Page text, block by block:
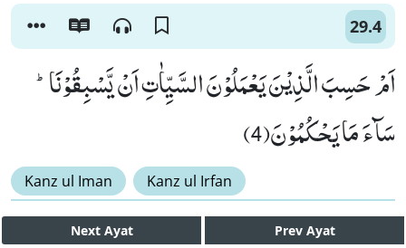
29.4
اَمْ حَسِبَ الَّذِیْنَ یَعْمَلُوْنَ السَّیِّاٰتِ اَنْ یَّسْبِقُوْنَاؕ-
سَآءَ مَا یَحْكُمُوْنَ(4)
Kanz ul Iman Kanz ul Irfan
Next Ayat Prev Ayat